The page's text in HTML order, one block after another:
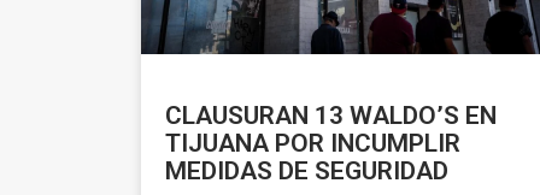
CLAUSURAN 13 WALDO’S EN
TIJUANA POR INCUMPLIR
MEDIDAS DE SEGURIDAD